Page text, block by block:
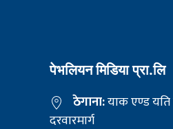
पेभलियन मिडिया प्रा.लि
ठेगाना:याक एण्ड यति
दरवारमार्ग